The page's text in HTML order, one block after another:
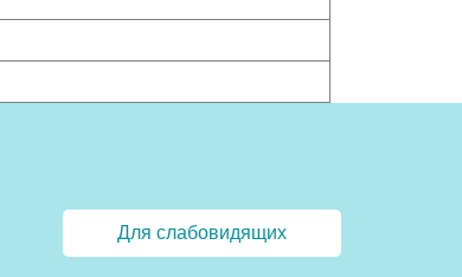
Для слабовидящих